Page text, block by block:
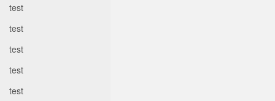
test
test
test
test
test